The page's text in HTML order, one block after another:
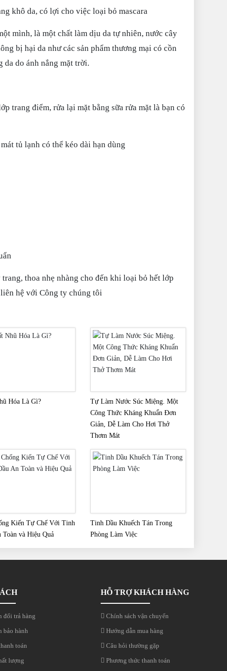
khô da, có lợi cho việc loại bỏ mascara
mình, là một chất làm dịu da tự nhiên, nước cây
bị hại da như các sản phẩm thương mại có cồn
do ánh nắng mặt trời.
trang điểm, rửa lại mặt bằng sữa rửa mặt là bạn có
tủ lạnh có thể kéo dài hạn dùng
thoa nhẹ nhàng cho đến khi loại bỏ hết lớp
hệ với Công ty chúng tôi
Hóa Là Gì?
Tự Làm Nước Súc Miệng. Một
Công Thức Kháng Khuẩn Đơn
Giản, Dễ Làm Cho Hơi Thở
Thơm Mát
Kiến Tự Chế Với Tinh
Toàn và Hiệu Quả
Tinh Dầu Khuếch Tán Trong
Phòng Làm Việc
đổi trả hàng
bảo hành
toán
lượng
HỖ TRỢ KHÁCH HÀNG
Chính sách vận chuyển
Hướng dẫn mua hàng
Câu hỏi thường gặp
Phương thức thanh toán